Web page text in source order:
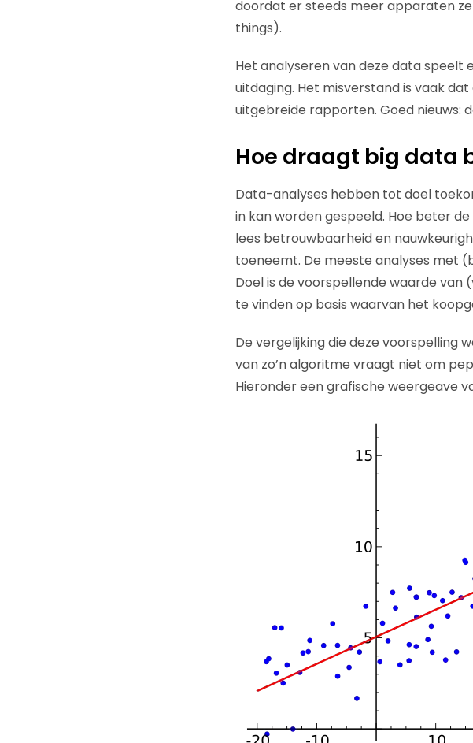
doordat er steeds meer apparaten
things).
Het analyseren van deze data
uitdaging. Het misverstand is vaak
uitgebreide rapporten. Goed nieuws:
Hoe draagt big data
Data-analyses hebben tot doel
in kan worden gespeeld. Hoe beter
lees betrouwbaarheid en
toeneemt. De meeste analyses met
Doel is de voorspellende waarde
te vinden op basis waarvan het
De vergelijking die deze voorspelling
van zo’n algoritme vraagt niet om
Hieronder een grafische weergeave